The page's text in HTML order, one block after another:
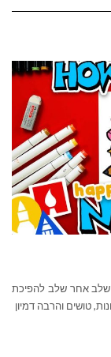
מקורית! מדריך שלב אחר שלב להפיכת
טושים והרבה דמיון